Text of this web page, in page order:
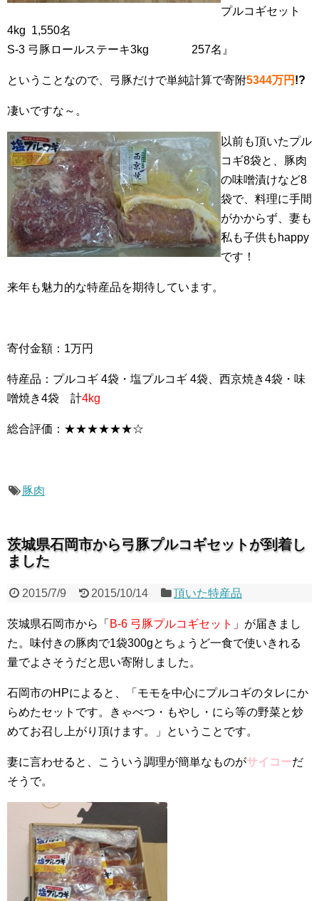
プルコギセット
4kg 1,550名
S-3 弓豚ロールステーキ3kg 257名』
ということなので、弓豚だけで単純計算で寄附5344万円 !?
凄いですな～。
以前も頂いたプル
コギ8袋と、豚肉
の味噌漬けなど8
袋で、料理に手間
がかからず、妻も
私も子供もhappy
です！
来年も魅力的な特産品を期待しています。
寄付金額：1万円
特産品：プルコギ 4袋・塩プルコギ 4袋、西京焼き4袋・味
噌焼き4袋 計4kg
総合評価：★★★★★★☆
豚肉
茨城県石岡市から弓豚プルコギセットが到着し
ました
2015/7/9 2015/10/14 頂いた特産品
茨城県石岡市から「 B-6 弓豚プルコギセット 」が届きまし
た。味付きの豚肉で1袋300gとちょうど一食で使いきれる
量でよさそうだと思い寄附しました。
石岡市のHPによると、「モモを中心にプルコギのタレにか
らめたセットです。きゃべつ・もやし・にら等の野菜と炒
めてお召し上がり頂けます。」ということです。
妻に言わせると、こういう調理が簡単なものがサイコーだ
そうで。